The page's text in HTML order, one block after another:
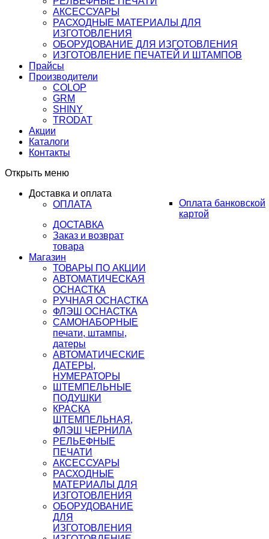
АКСЕССУАРЫ
РАСХОДНЫЕ МАТЕРИАЛЫ ДЛЯ
ИЗГОТОВЛЕНИЯ
ОБОРУДОВАНИЕ ДЛЯ ИЗГОТОВЛЕНИЯ
ИЗГОТОВЛЕНИЕ ПЕЧАТЕЙ И ШТАМПОВ
Прайсы
Производители
COLOP
GRM
SHINY
TRODAT
Акции
Каталоги
Контакты
Открыть меню
Доставка и оплата
ОПЛАТА
Оплата банковской
картой
ДОСТАВКА
Заказ и возврат
товара
Магазин
ТОВАРЫ ПО АКЦИИ
АВТОМАТИЧЕСКАЯ
ОСНАСТКА
РУЧНАЯ ОСНАСТКА
ФЛЭШ ОСНАСТКА
САМОНАБОРНЫЕ
печати, штампы,
датеры
АВТОМАТИЧЕСКИЕ
ДАТЕРЫ,
НУМЕРАТОРЫ
ШТЕМПЕЛЬНЫЕ
ПОДУШКИ
КРАСКА
ШТЕМПЕЛЬНАЯ,
ФЛЭШ ЧЕРНИЛА
РЕЛЬЕФНЫЕ
ПЕЧАТИ
АКСЕССУАРЫ
РАСХОДНЫЕ
МАТЕРИАЛЫ ДЛЯ
ИЗГОТОВЛЕНИЯ
ОБОРУДОВАНИЕ
ДЛЯ
ИЗГОТОВЛЕНИЯ